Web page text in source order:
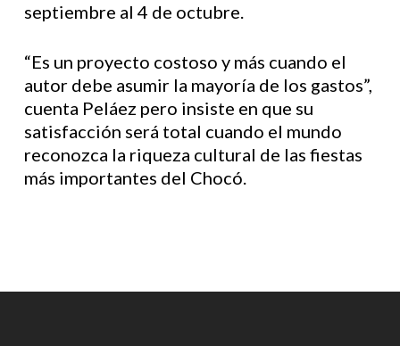
septiembre al 4 de octubre.
“Es un proyecto costoso y más cuando el
autor debe asumir la mayoría de los gastos”,
cuenta Peláez pero insiste en que su
satisfacción será total cuando el mundo
reconozca la riqueza cultural de las fiestas
más importantes del Chocó.